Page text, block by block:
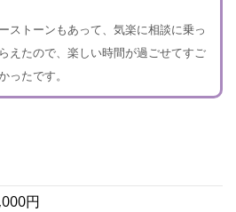
ストーンもあって、気楽に相談に乗っ
えたので、楽しい時間が過ごせてすご
ったです。
円